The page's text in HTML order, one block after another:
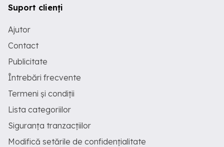
Suport clienți
Ajutor
Contact
Publicitate
Întrebări frecvente
Termeni și condiții
Lista categoriilor
Siguranța tranzacțiilor
Modifică setările de confidențialitate